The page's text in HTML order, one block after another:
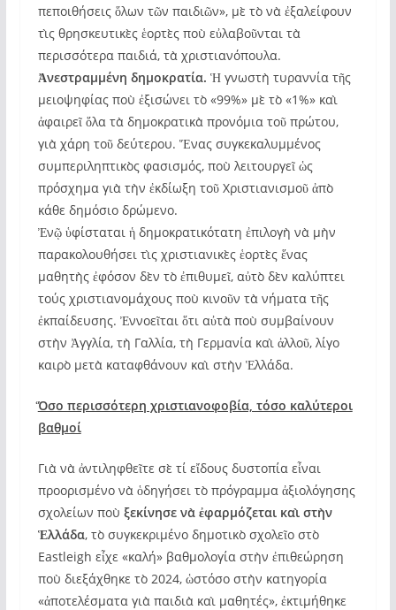
πεποιθήσεις ὅλων τῶν παιδιῶν», μὲ τὸ νὰ ἐξαλείφουν
τὶς θρησκευτικὲς ἑορτὲς ποὺ εὐλαβοῦνται τὰ
περισσότερα παιδιά, τὰ χριστιανόπουλα.
Ἀνεστραμμένη δημοκρατία. Ἡ γνωστὴ τυραννία τῆς
μειοψηφίας ποὺ ἐξισώνει τὸ «99%» μὲ τὸ «1%» καὶ
ἀφαιρεῖ ὅλα τὰ δημοκρατικὰ προνόμια τοῦ πρώτου,
γιὰ χάρη τοῦ δεύτερου. Ἕνας συγκεκαλυμμένος
συμπεριληπτικὸς φασισμός, ποὺ λειτουργεῖ ὡς
πρόσχημα γιὰ τὴν ἐκδίωξη τοῦ Χριστιανισμοῦ ἀπὸ
κάθε δημόσιο δρώμενο.
Ἐνῷ ὑφίσταται ἡ δημοκρατικότατη ἐπιλογὴ νὰ μὴν
παρακολουθήσει τὶς χριστιανικὲς ἑορτὲς ἕνας
μαθητὴς ἐφόσον δὲν τὸ ἐπιθυμεῖ, αὐτὸ δὲν καλύπτει
τούς χριστιανομάχους ποὺ κινοῦν τὰ νήματα τῆς
ἐκπαίδευσης. Ἐννοεῖται ὅτι αὐτὰ ποὺ συμβαίνουν
στὴν Ἀγγλία, τὴ Γαλλία, τὴ Γερμανία καὶ ἀλλοῦ, λίγο
καιρὸ μετὰ καταφθάνουν καὶ στὴν Ἑλλάδα.
Ὅσο περισσότερη χριστιανοφοβία, τόσο καλύτεροι
βαθμοί
Γιὰ νὰ ἀντιληφθεῖτε σὲ τί εἴδους δυστοπία εἶναι
προορισμένο νὰ ὁδηγήσει τὸ πρόγραμμα ἀξιολόγησης
σχολείων ποὺ ξεκίνησε νὰ ἐφαρμόζεται καὶ στὴν
Ἑλλάδα, τὸ συγκεκριμένο δημοτικὸ σχολεῖο στὸ
Eastleigh εἶχε «καλή» βαθμολογία στὴν ἐπιθεώρηση
ποὺ διεξάχθηκε τὸ 2024, ὡστόσο στὴν κατηγορία
«ἀποτελέσματα γιὰ παιδιὰ καὶ μαθητές», ἐκτιμήθηκε